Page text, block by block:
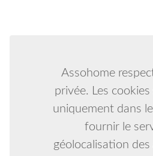
Assohome
privée. Les
uniquement dans
fournir le
géolocalisation